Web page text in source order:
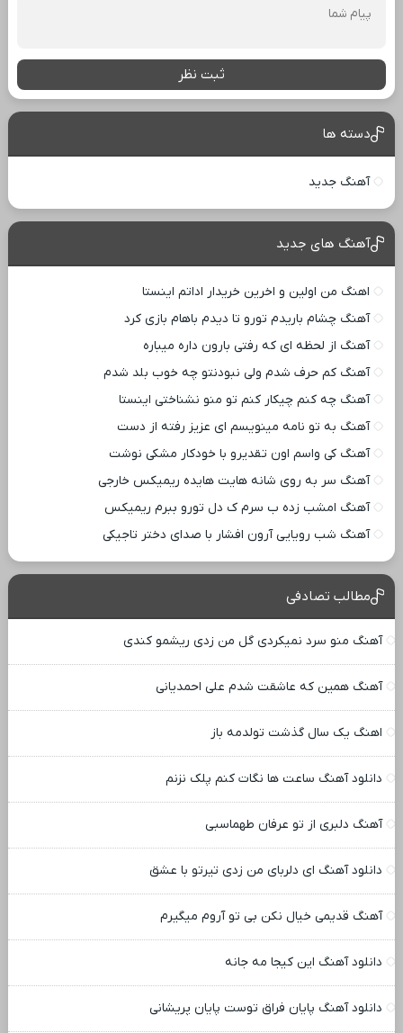
ثبت نظر
دسته ها
آهنگ جدید
آهنگ های جدید
اهنگ من اولین و اخرین خریدار اداتم اینستا
آهنگ چشام باریدم تورو تا دیدم باهام بازی کرد
آهنگ از لحظه ای که رفتی بارون داره میباره
آهنگ کم حرف شدم ولی نبودنتو چه خوب بلد شدم
آهنگ چه کنم چیکار کنم تو منو نشناختی اینستا
آهنگ به تو نامه مینویسم ای عزیز رفته از دست
آهنگ کی واسم اون تقدیرو با خودکار مشکی نوشت
آهنگ سر به روی شانه هایت هایده ریمیکس خارجی
آهنگ امشب زده ب سرم ک دل تورو ببرم ریمیکس
آهنگ شب رویایی آرون افشار با صدای دختر تاجیکی
مطالب تصادفی
آهنگ منو سرد نمیکردی گل من زدی ریشمو کندی
آهنگ همین که عاشقت شدم علی احمدیانی
اهنگ یک سال گذشت تولدمه باز
دانلود آهنگ ساعت ها نگات کنم پلک نزنم
آهنگ دلبری از تو عرفان طهماسبی
دانلود آهنگ ای دلربای من زدی تیرتو با عشق
آهنگ قدیمی خیال نکن بی تو آروم میگیرم
دانلود آهنگ این کیجا مه جانه
دانلود آهنگ پایان فراق توست پایان پریشانی